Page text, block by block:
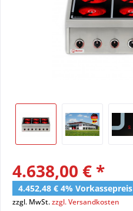
4.638,00 € *
4.452,48 € 4% Vorkassepreis
zzgl. MwSt.zzgl. Versandkosten